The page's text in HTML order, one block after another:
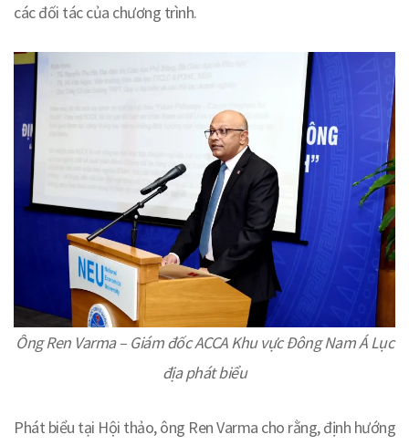
các đối tác của chương trình.
Ông Ren Varma – Giám đốc ACCA Khu vực Đông Nam Á Lục
địa phát biểu
Phát biểu tại Hội thảo, ông Ren Varma cho rằng, định hướng